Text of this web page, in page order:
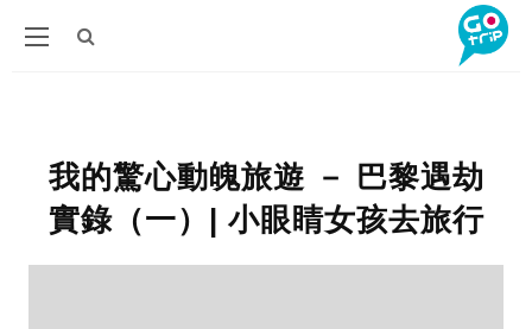
我的驚心動魄旅遊 － 巴黎遇劫
實錄（一）| 小眼睛女孩去旅行